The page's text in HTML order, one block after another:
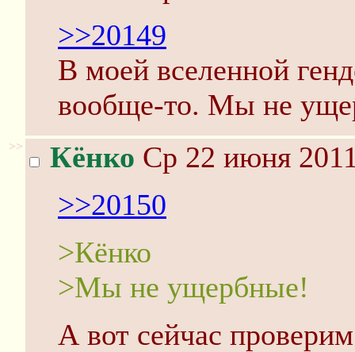
>>20149
В моей вселенной
вообще-то. Мы не
>> Кёнко Ср 22 июня
>>20150
>Кёнко
>Мы не ущербные!
А вот сейчас